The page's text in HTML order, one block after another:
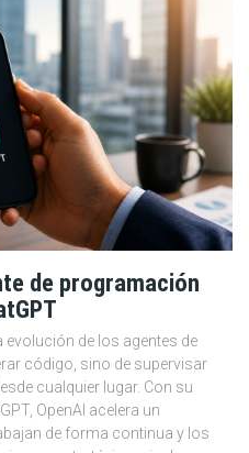
de programación
evolución de los agentes de
código, sino de supervisar
cualquier lugar. Con su
OpenAI acelera un
de forma continua y los